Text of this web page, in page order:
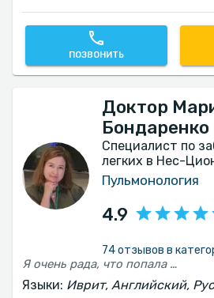
ПОЗВОНИТЬ
Доктор
Бондаренко
Специалист по
легких в Нес-
Пульмонология
4.9
74 отзывов в
Я очень рада, что попала именно к этому врачу. Я понимаю и чувствую, что она очень хороший специалист и внимательный врач. Всё объяснила понятно, доступно и исчерпывающе. Спасибо !
Языки: Иврит, Английский,